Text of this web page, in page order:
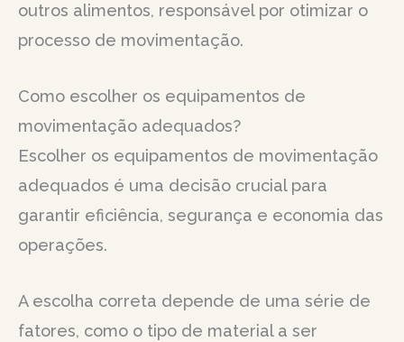
outros alimentos, responsável por otimizar o
processo de movimentação.
Como escolher os equipamentos de
movimentação adequados?
Escolher os equipamentos de movimentação
adequados é uma decisão crucial para
garantir eficiência, segurança e economia das
operações.
A escolha correta depende de uma série de
fatores, como o tipo de material a ser